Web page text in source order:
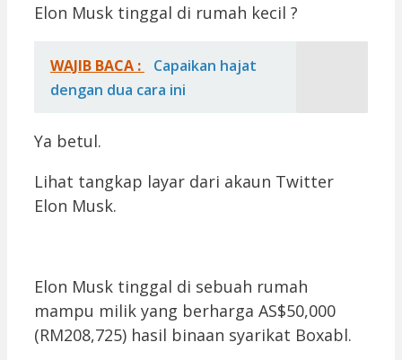
Elon Musk tinggal di rumah kecil ?
WAJIB BACA :
Capaikan hajat
dengan dua cara ini
Ya betul.
Lihat tangkap layar dari akaun Twitter
Elon Musk.
Elon Musk tinggal di sebuah rumah
mampu milik yang berharga AS$50,000
(RM208,725) hasil binaan syarikat Boxabl.